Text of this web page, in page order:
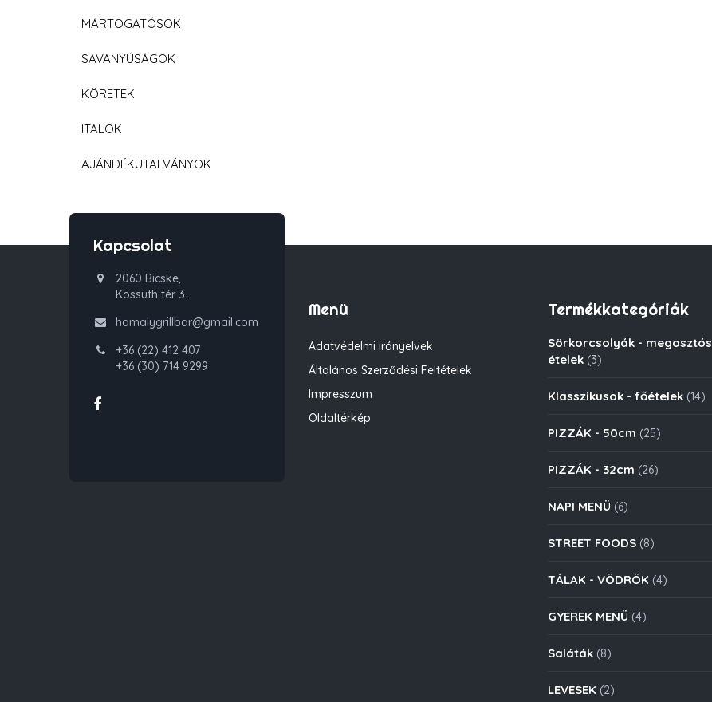
MÁRTOGATÓSOK
SAVANYÚSÁGOK
KÖRETEK
ITALOK
AJÁNDÉKUTALVÁNYOK
Kapcsolat
2060 Bicske,
Kossuth tér 3.
homalygrillbar@gmail.com
+36 (22) 412 407
+36 (30) 714 9299
Menü
Adatvédelmi irányelvek
Általános Szerződési Feltételek
Impresszum
Oldaltérkép
Termékkategóriák
Sörkorcsolyák - megosztós
ételek (3)
Klasszikusok - főételek (14)
PIZZÁK - 50cm (25)
PIZZÁK - 32cm (26)
NAPI MENÜ (6)
STREET FOODS (8)
TÁLAK - VÖDRÖK (4)
GYEREK MENÜ (4)
Saláták (8)
LEVESEK (2)